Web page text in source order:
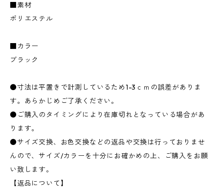
■素材
ポリエステル
■カラー
ブラック
●寸法は平置きで計測しているため1-3ｃｍの誤差がありま
す。あらかじめご了承ください。
●ご購入のタイミングにより在庫切れとなっている場合があ
ります。
●サイズ交換、お色交換などの返品や交換は行っておりませ
んので、サイズ/カラーを十分にお確かめの上、ご購入をお願
い致します。
【返品について】